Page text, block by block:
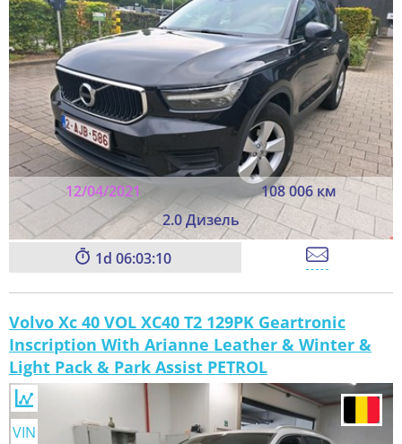
12/04/2021
108 006 км
2.0 Дизель
1 06:03:08
Volvo Xc 40 VOL XC40 T2 129PK Geartronic
Inscription With Arianne Leather & Winter &
Light Pack & Park Assist PETROL
VIN